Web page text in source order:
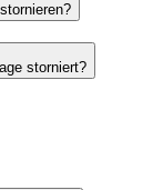
storniert?